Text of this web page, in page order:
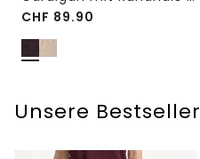
CHF 89.90
Unsere Bestseller